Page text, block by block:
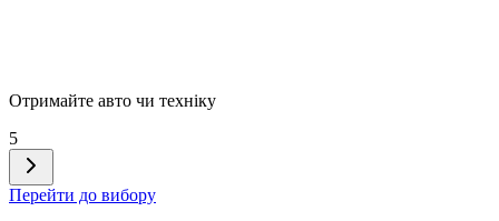
Отримайте авто чи техніку
5
Перейти до вибору